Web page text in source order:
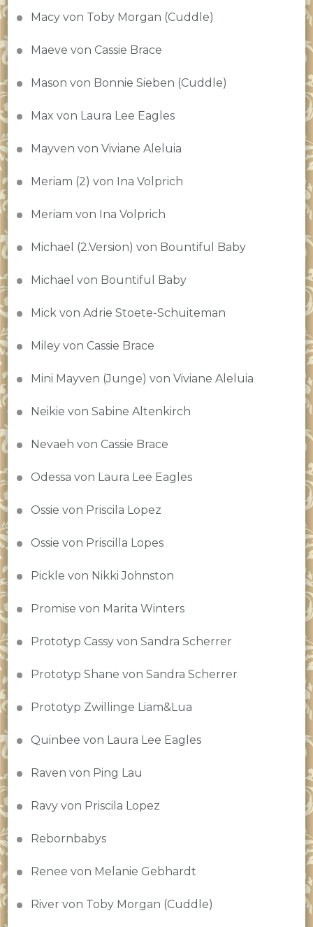
Macy von Toby Morgan (Cuddle)
Maeve von Cassie Brace
Mason von Bonnie Sieben (Cuddle)
Max von Laura Lee Eagles
Mayven von Viviane Aleluia
Meriam (2) von Ina Volprich
Meriam von Ina Volprich
Michael (2.Version) von Bountiful Baby
Michael von Bountiful Baby
Mick von Adrie Stoete-Schuiteman
Miley von Cassie Brace
Mini Mayven (Junge) von Viviane Aleluia
Neikie von Sabine Altenkirch
Nevaeh von Cassie Brace
Odessa von Laura Lee Eagles
Ossie von Priscila Lopez
Ossie von Priscilla Lopes
Pickle von Nikki Johnston
Promise von Marita Winters
Prototyp Cassy von Sandra Scherrer
Prototyp Shane von Sandra Scherrer
Prototyp Zwillinge Liam&Lua
Quinbee von Laura Lee Eagles
Raven von Ping Lau
Ravy von Priscila Lopez
Rebornbabys
Renee von Melanie Gebhardt
River von Toby Morgan (Cuddle)